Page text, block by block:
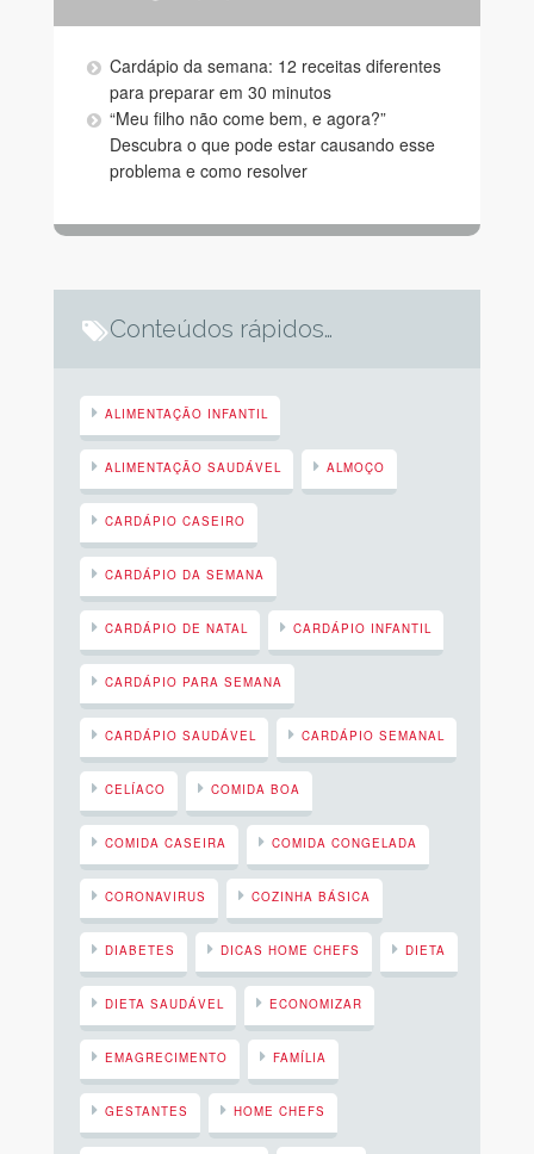
Cardápio da semana: 12 receitas diferentes
para preparar em 30 minutos
“Meu filho não come bem, e agora?”
Descubra o que pode estar causando esse
problema e como resolver
Conteúdos rápidos…
ALIMENTAÇÃO INFANTIL
ALIMENTAÇÃO SAUDÁVEL ALMOÇO
CARDÁPIO CASEIRO
CARDÁPIO DA SEMANA
CARDÁPIO DE NATAL CARDÁPIO INFANTIL
CARDÁPIO PARA SEMANA
CARDÁPIO SAUDÁVEL CARDÁPIO SEMANAL
CELÍACO COMIDA BOA
COMIDA CASEIRA COMIDA CONGELADA
CORONAVIRUS COZINHA BÁSICA
DIABETES DICAS HOME CHEFS DIETA
DIETA SAUDÁVEL ECONOMIZAR
EMAGRECIMENTO FAMÍLIA
GESTANTES HOME CHEFS